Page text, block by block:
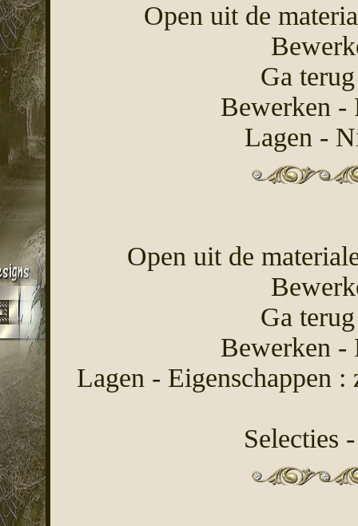
Open uit de
Ga
Bewerken -
Lagen -
Open uit de
Ga
Bewerken -
Lagen - Eigenschappen
Selecties